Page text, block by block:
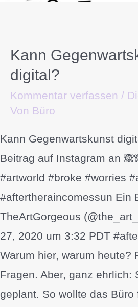
Kann
digital?
Kommentar verfassen /
Von Büro
Kann Gegenwartskunst
Beitrag auf Instagram an
#artworld #broke #worries
#aftertheraincomessun Ein
TheArtGorgeous
27, 2020 um 3:32 PDT
Warum hier, warum heute?
Fragen. Aber, ganz ehrlich:
geplant. So wollte das Büro